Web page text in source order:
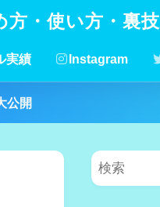
・使い方・裏技
実績 Instagram
公開